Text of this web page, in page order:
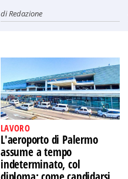
diRedazione
LAVORO
L'aeroporto di Palermo
assume a tempo
indeterminato, col